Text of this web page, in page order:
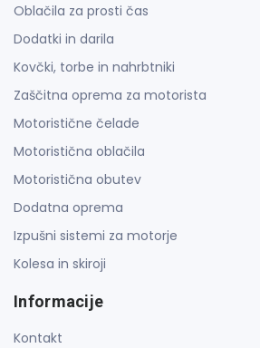
Oblačila za prosti čas
Dodatki in darila
Kovčki, torbe in nahrbtniki
Zaščitna oprema za motorista
Motoristične čelade
Motoristična oblačila
Motoristična obutev
Dodatna oprema
Izpušni sistemi za motorje
Kolesa in skiroji
Informacije
Kontakt